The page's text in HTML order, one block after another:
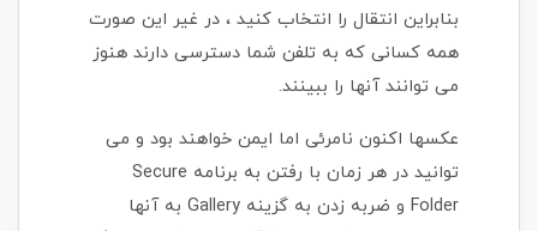
بنابراین انتقال را انتخاب کنید ، در غیر این صورت
همه کسانی که به تلفن شما دسترسی دارند هنوز
می توانند آنها را ببینند.
عکسها اکنون نامرئی اما ایمن خواهند بود و می
توانید در هر زمان با رفتن به برنامه Secure
Folder و ضربه زدن به گزینه Gallery به آنها